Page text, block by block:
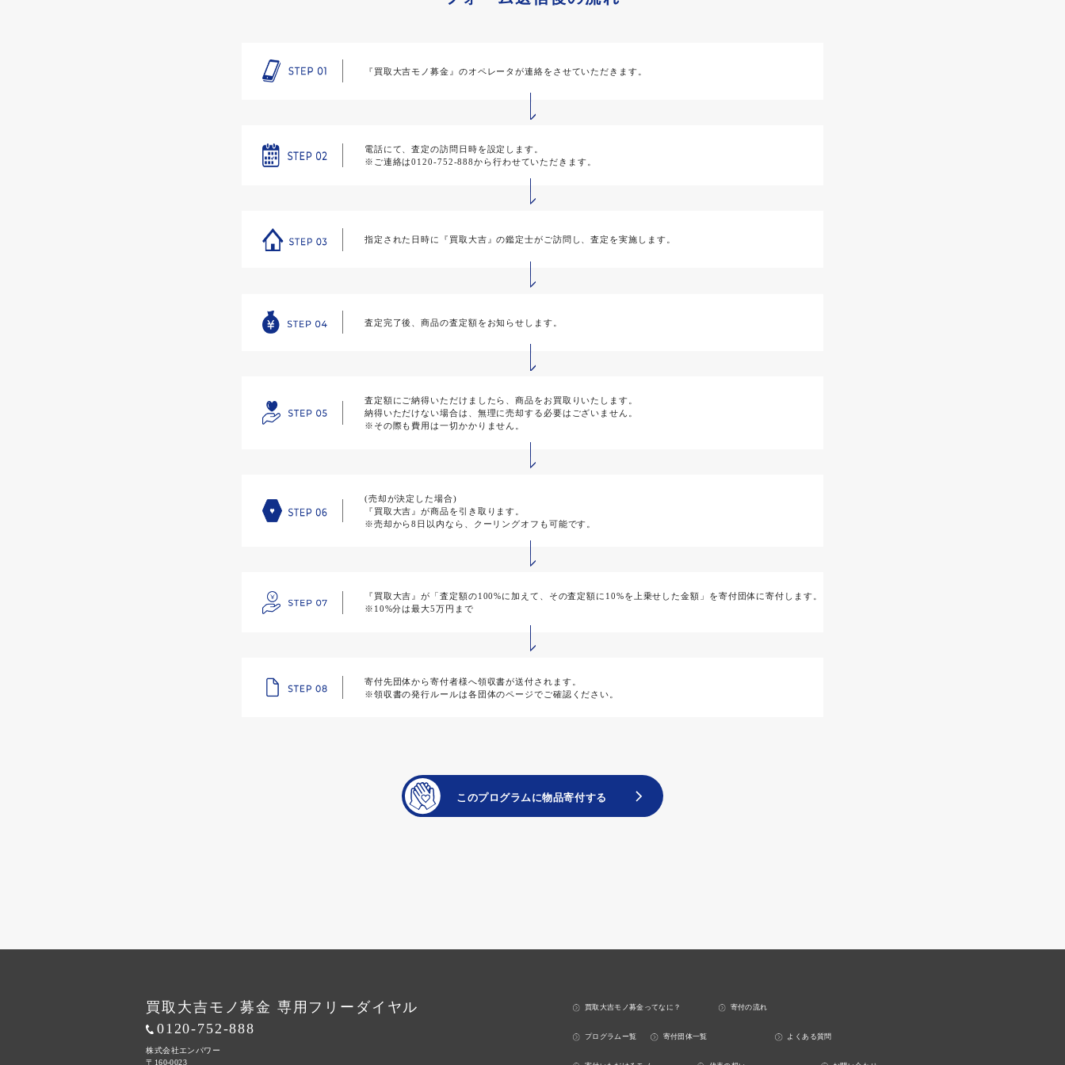
『買取大吉モノ募金』のオペレータが連絡をさせていただきます。
電話にて、査定の訪問日時を設定します。
※ご連絡は0120-752-888から行わせていただきます。
指定された日時に『買取大吉』の鑑定士がご訪問し、査定を実施します。
査定完了後、商品の査定額をお知らせします。
査定額にご納得いただけましたら、商品をお買取りいたします。
納得いただけない場合は、無理に売却する必要はございません。
※その際も費用は一切かかりません。
(売却が決定した場合)
『買取大吉』が商品を引き取ります。
※売却から8日以内なら、クーリングオフも可能です。
『買取大吉』が「査定額の100%に加えて、その査定額に10%を上乗せした金額」を寄付団体に寄付します。
※10%分は最大5万円まで
寄付先団体から寄付者様へ領収書が送付されます。
※領収書の発行ルールは各団体のページでご確認ください。
買取大吉モノ募金 専用フリーダイヤル
0120-752-888
株式会社エンパワー
〒160-0023
買取大吉モノ募金ってなに？ 寄付の流れ
プログラムー覧 寄付団体一覧 よくある質問